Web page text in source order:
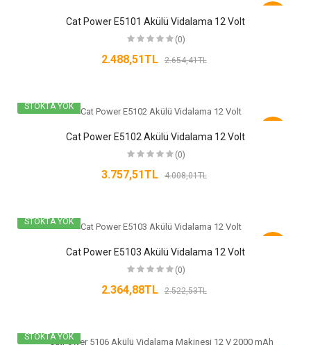
Cat Power E5101 Akülü Vidalama 12 Volt
(0)
2.488,51TL 2.654,41TL
STOKTA YOK
Cat Power E5102 Akülü Vidalama 12 Volt
(0)
3.757,51TL 4.008,01TL
STOKTA YOK
Cat Power E5103 Akülü Vidalama 12 Volt
(0)
2.364,88TL 2.522,53TL
STOKTA YOK